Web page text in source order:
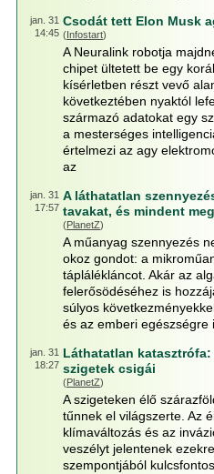
jan. 31
14:45
Csodát tett Elon Musk
(Infostart)
A Neuralink robotja
chipet ültetett be egy
kísérletben részt vevő
következtében nyaktól
származó adatokat egy
a mesterséges
értelmezi az agy
az
jan. 31
17:57
A láthatatlan
tavakat, és mindent
(PlanetZ)
A műanyag szennyezés
okoz gondot: a
táplálékláncot. Akár az
felerősödéséhez is
súlyos
és az emberi egészségre
jan. 31
18:27
Láthatatlan
szigetek csigái
(PlanetZ)
A szigeteken élő
tűnnek el világszerte. Az
klímaváltozás és az
veszélyt jelentenek
szempontjából